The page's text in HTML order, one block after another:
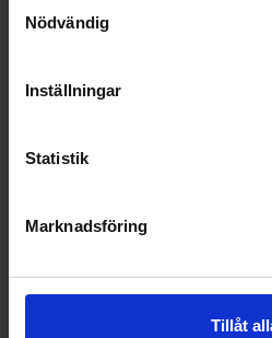
Nödvändig
Inställningar
Statistik
Marknadsföring
Tillåt